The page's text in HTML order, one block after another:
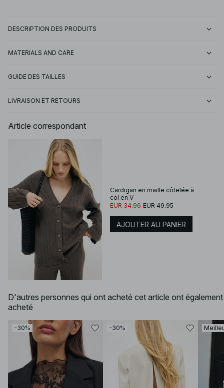
DESCRIPTION DES PRODUITS
MATERIALS AND CARE
GUIDE DES TAILLES
LIVRAISON ET RETOURS
Article correspondant
Cardigan en maille côtelée à
col en V
EUR 34.96 EUR 49.95
AJOUTER AU PANIER
D'autres personnes qui ont acheté cet article ont également
acheté
-30% -30%